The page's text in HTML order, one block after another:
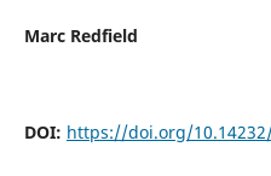
Marc Redfield
DOI: https://doi.org/